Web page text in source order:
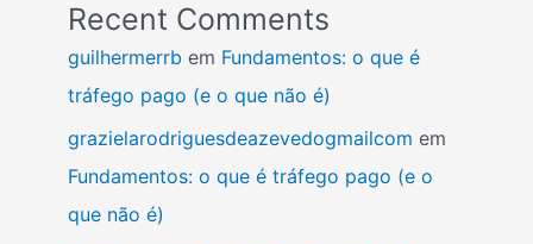
Recent Comments
guilhermerrb em Fundamentos: o que é
tráfego pago (e o que não é)
grazielarodriguesdeazevedogmailcom em
Fundamentos: o que é tráfego pago (e o
que não é)